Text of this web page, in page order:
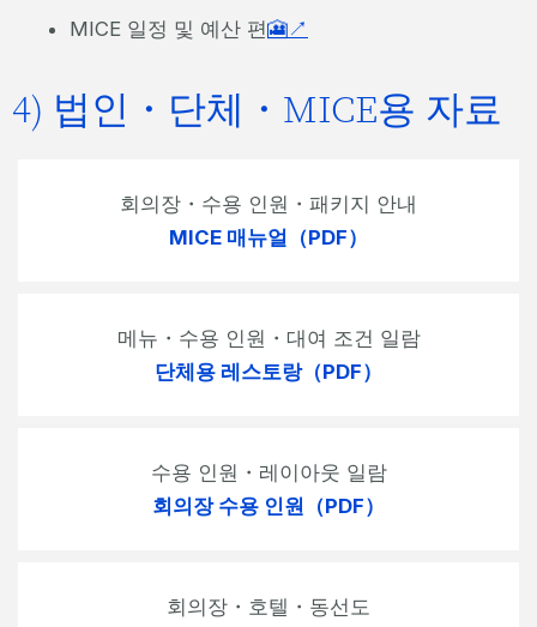
MICE 일정 및 예산 편🎦↗
4) 법인・단체・MICE용 자료
회의장・수용 인원・패키지 안내
MICE 매뉴얼（PDF）
메뉴・수용 인원・대여 조건 일람
단체용 레스토랑（PDF）
수용 인원・레이아웃 일람
회의장 수용 인원（PDF）
회의장・호텔・동선도